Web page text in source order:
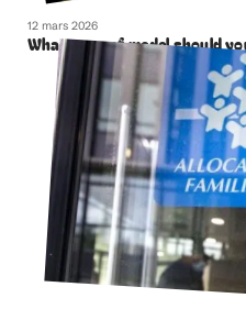
12 mars 2026
What type of model should